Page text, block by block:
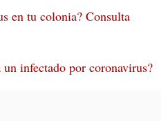
en tu colonia? Consulta
un infectado por coronavirus?